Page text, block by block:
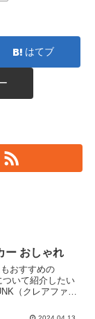
はてブ
ー おしゃれ
おすすめの
ついて紹介したい
（クレアファン
です。